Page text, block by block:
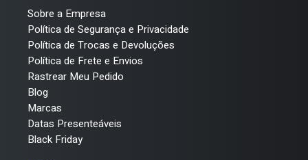
Sobre a Empresa
Política de Segurança e Privacidade
Política de Trocas e Devoluções
Política de Frete e Envios
Rastrear Meu Pedido
Blog
Marcas
Datas Presenteáveis
Black Friday